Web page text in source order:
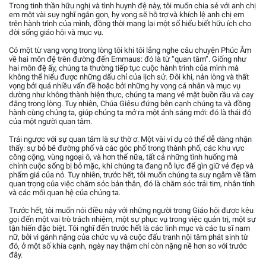
Trong tinh thần hữu nghị và tình huynh đệ này, tôi muốn chia sẻ với anh chị
em một vài suy nghĩ ngắn gọn, hy vọng sẽ hỗ trợ và khích lệ anh chị em
trên hành trình của mình, đồng thời mang lại một số hiểu biết hữu ích cho
đời sống giáo hội và mục vụ.
Có một từ vang vọng trong lòng tôi khi tôi lắng nghe câu chuyện Phúc Âm
về hai môn đệ trên đường đến Emmaus: đó là từ “quan tâm”. Giống như
hai môn đệ ấy, chúng ta thường tiếp tục cuộc hành trình của mình mà
không thể hiểu được những dấu chỉ của lịch sử. Đôi khi, nản lòng và thất
vọng bởi quá nhiều vấn đề hoặc bởi những hy vọng cá nhân và mục vụ
dường như không thành hiện thực, chúng ta mang vẻ mặt buồn rầu và cay
đắng trong lòng. Tuy nhiên, Chúa Giêsu đứng bên cạnh chúng ta và đồng
hành cùng chúng ta, giúp chúng ta mở ra một ánh sáng mới: đó là thái độ
của một người quan tâm.
Trái ngược với sự quan tâm là sự thờ ơ. Một vài ví dụ có thể dễ dàng nhận
thấy: sự bỏ bê đường phố và các góc phố trong thành phố, các khu vực
công cộng, vùng ngoại ô, và hơn thế nữa, tất cả những tình huống mà
chính cuộc sống bị bỏ mặc, khi chúng ta đang nỗ lực để gìn giữ vẻ đẹp và
phẩm giá của nó. Tuy nhiên, trước hết, tôi muốn chúng ta suy ngẫm về tầm
quan trọng của việc chăm sóc bản thân, đó là chăm sóc trái tim, nhân tính
và các mối quan hệ của chúng ta.
Trước hết, tôi muốn nói điều này với những người trong Giáo hội được kêu
gọi đến một vai trò trách nhiệm, một sự phục vụ trong việc quản trị, một sự
tận hiến đặc biệt. Tôi nghĩ đến trước hết là các linh mục và các tu sĩ nam
nữ, bởi vì gánh nặng của chức vụ và cuộc đấu tranh nội tâm phát sinh từ
đó, ở một số khía cạnh, ngày nay thậm chí còn nặng nề hơn so với trước
đây.